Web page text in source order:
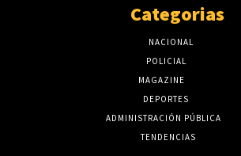
Categorias
NACIONAL
POLICIAL
MAGAZINE
DEPORTES
ADMINISTRACIÓN PÚBLICA
TENDENCIAS